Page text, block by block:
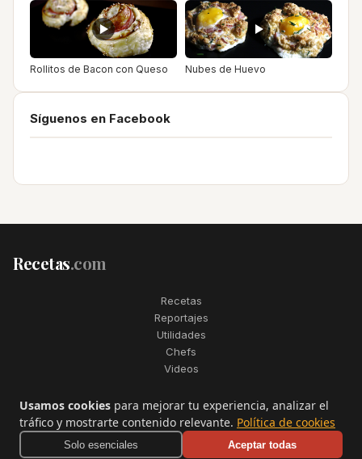
Rollitos de Bacon con Queso Nubes de Huevo
Síguenos en Facebook
Recetas.com
Recetas
Reportajes
Utilidades
Chefs
Videos
2006–2026. Todos los derechos reservados. Recetas.com es una
marca registrada de Telfo Networks S.L.
Aviso legal·Condiciones de uso·Contactar
Usamos cookies para mejorar tu experiencia, analizar el
tráfico y mostrarte contenido relevante. Política de cookies
Solo esenciales Aceptar todas